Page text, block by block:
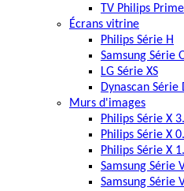
TV Philips
Écrans vitrine
Philips Série H
Samsung Série
LG Série XS
Dynascan Série
Murs d'images
Philips Série X
Philips Série X
Philips Série X
Samsung Série
Samsung Série